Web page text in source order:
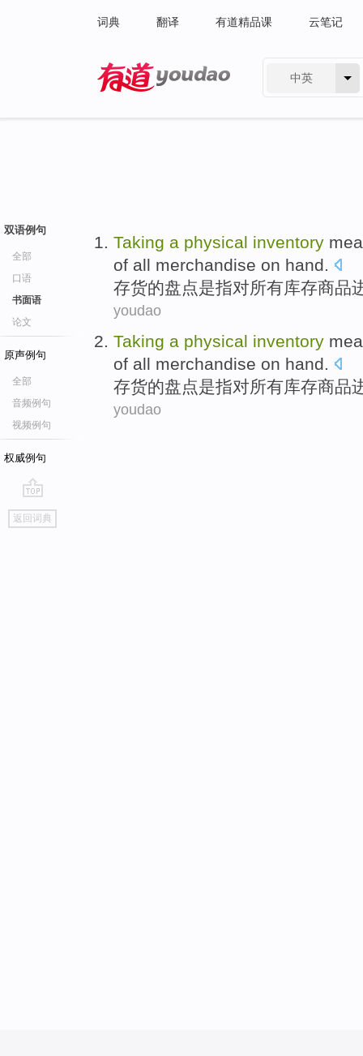
词典 翻译 有道精品课 云笔记
中英
双语例句
全部
口语
书面语
论文
原声例句
全部
音频例句
视频例句
权威例句
go
top
返回词典
Taking a physical inventory
of all merchandise on hand.
存货的盘点是指对所有库存商品
youdao
Taking a physical inventory
of all merchandise on hand.
存货的盘点是指对所有库存商品
youdao